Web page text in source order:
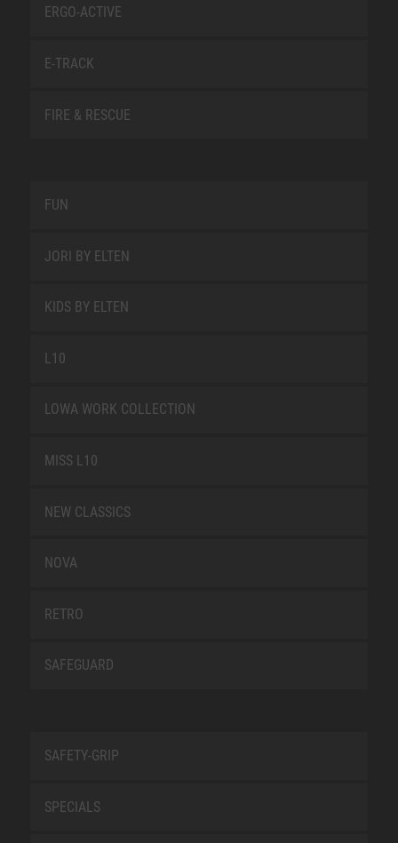
ERGO-ACTIVE
E-TRACK
FIRE & RESCUE
FUN
JORI BY ELTEN
KIDS BY ELTEN
L10
LOWA WORK COLLECTION
MISS L10
NEW CLASSICS
NOVA
RETRO
SAFEGUARD
SAFETY-GRIP
SPECIALS